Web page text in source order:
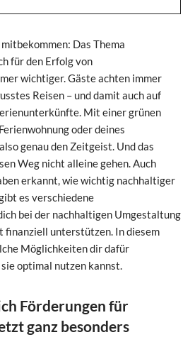
Das Thema
für den Erfolg von
wichtiger. Gäste achten immer
Reisen – und damit auch auf
Mit einer grünen
oder deines
genau den Zeitgeist. Und das
Weg nicht alleine gehen. Auch
erkannt, wie wichtig nachhaltiger
es verschiedene
bei der nachhaltigen Umgestaltung
finanziell unterstützen. In diesem
Möglichkeiten dir dafür
optimal nutzen kannst.
Förderungen für
ganz besonders